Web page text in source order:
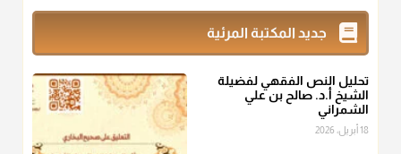
المعتدلين غير مقبوضتين ولا مبسوطتين أربع مرات من الرز أو البر
أو التمر أو اللحم
منذ 3 شهر
جديد المكتبة المرئية
تحليل النص الفقهي لفضيلة
الشيخ أ.د. صالح بن علي
الشمراني
18 أبريل، 2026